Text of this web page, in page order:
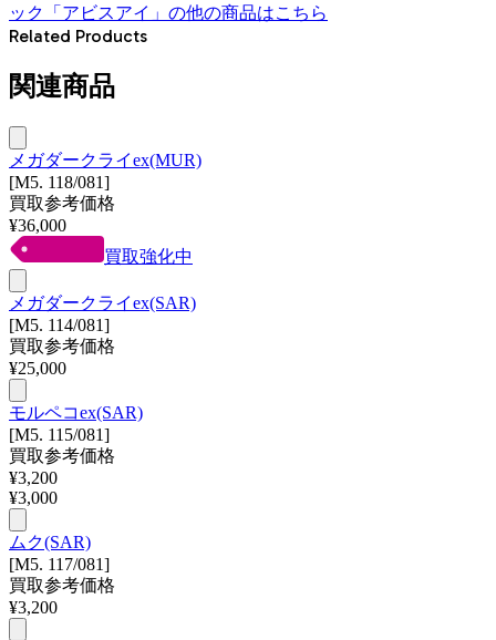
ック「アビスアイ」 の他の商品はこちら
Related Products
関連商品
メガダークライex(MUR)
[M5. 118/081]
買取参考価格
¥36,000
買取強化中
メガダークライex(SAR)
[M5. 114/081]
買取参考価格
¥25,000
モルペコex(SAR)
[M5. 115/081]
買取参考価格
¥3,200
¥3,000
ムク(SAR)
[M5. 117/081]
買取参考価格
¥3,200